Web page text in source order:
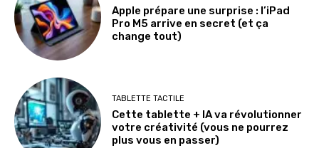
Apple prépare une surprise : l’iPad
Pro M5 arrive en secret (et ça
change tout)
TABLETTE TACTILE
Cette tablette + IA va révolutionner
votre créativité (vous ne pourrez
plus vous en passer)